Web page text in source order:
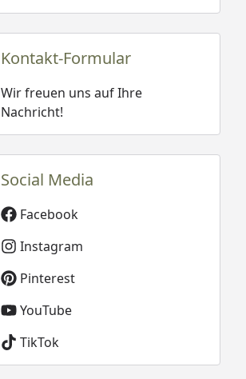
Kontakt-Formular
Wir freuen uns auf Ihre
Nachricht!
Social Media
Facebook
Instagram
Pinterest
YouTube
TikTok